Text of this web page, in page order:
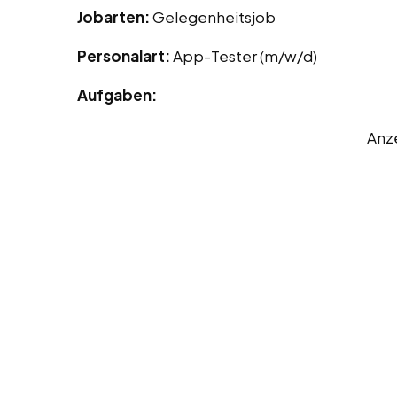
Jobarten:Gelegenheitsjob
Personalart:App-Tester (m/w/d)
Aufgaben: